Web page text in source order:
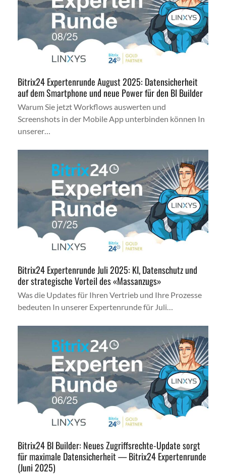
Bitrix24 Expertenrunde August 2025: Datensicherheit
auf dem Smartphone und neue Power für den BI Builder
Warum Sie jetzt Workflows auswerten und
Screenshots in der Mobile App unterbinden können In
unserer…
Bitrix24 Expertenrunde Juli 2025: KI, Datenschutz und
der strategische Vorteil des «Massanzugs»
Was die Updates für Ihren Vertrieb und Ihre Prozesse
bedeuten In unserer Expertenrunde für Juli…
Bitrix24 BI Builder: Neues Zugriffsrechte-Update sorgt
für maximale Datensicherheit — Bitrix24 Expertenrunde
(Juni 2025)